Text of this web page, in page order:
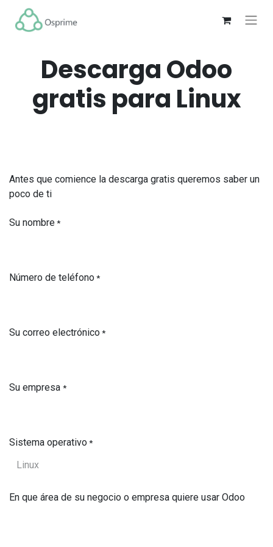
Descarga Odoo
gratis para Linux
Antes que comience la descarga gratis queremos saber un
poco de ti
Su nombre*
Número de teléfono*
Su correo electrónico*
Su empresa *
Sistema operativo*
En que área de su negocio o empresa quiere usar Odoo